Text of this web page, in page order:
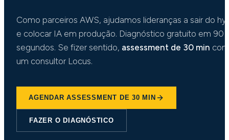
Como parceiros AWS, ajudamos lideranças a sair do
e colocar IA em produção. Diagnóstico gratuito em 90
segundos. Se fizer sentido, assessment de 30 min com
um consultor Locus.
AGENDAR ASSESSMENT DE 30 MIN
FAZER O DIAGNÓSTICO